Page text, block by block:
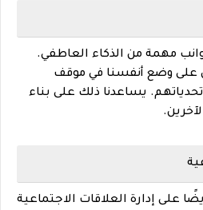
مهمة من الذكاء العاطفي.
على وضع أنفسنا في موقف
يساعدنا ذلك على بناء
على إدارة العلاقات الاجتماعية